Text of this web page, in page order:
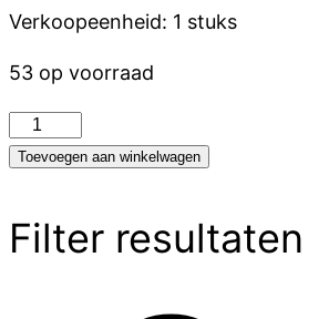
Verkoopeenheid: 1 stuks
53 op voorraad
Buffalo
verwarmde
x
Toevoegen aan winkelwagen
Filter resultaten